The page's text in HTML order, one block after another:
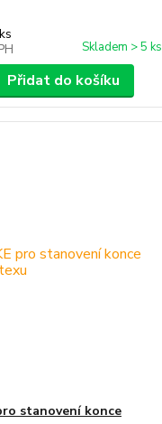
Skladem > 5 ks
Přidat do košíku
stanovení konce